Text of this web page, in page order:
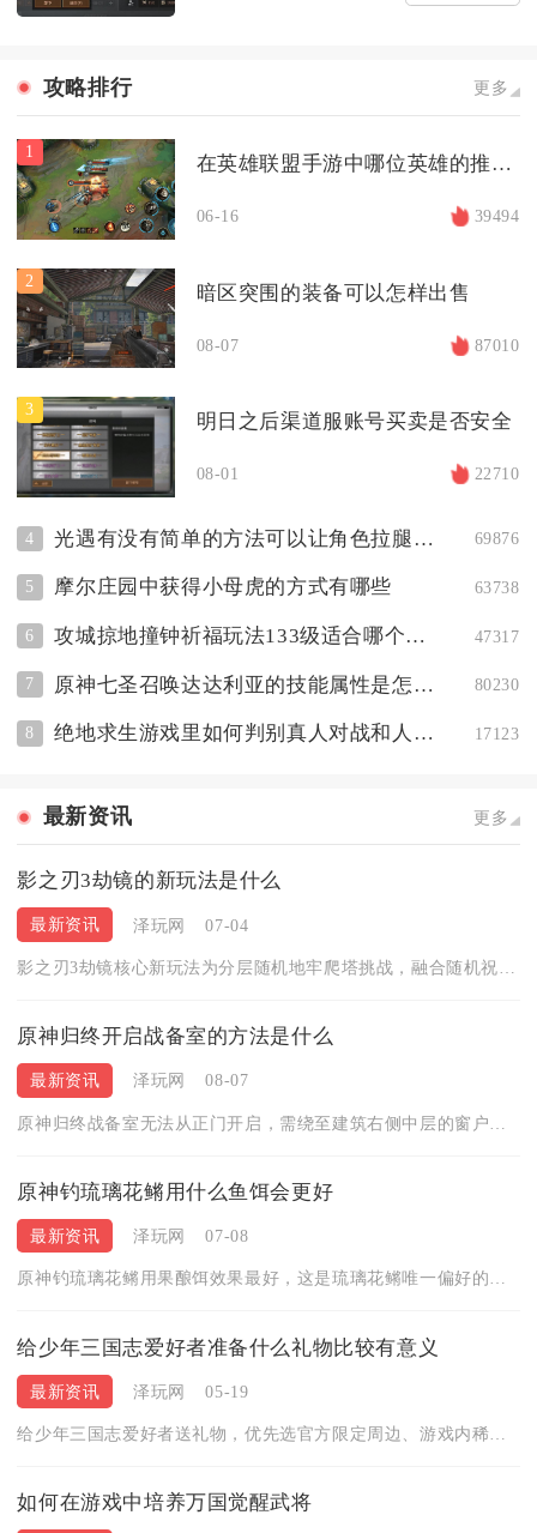
攻略排行 更多
1
在英雄联盟手游中哪位英雄的推塔能力最强
06-16 39494
2
暗区突围的装备可以怎样出售
08-07 87010
3
明日之后渠道服账号买卖是否安全
08-01 22710
4 光遇有没有简单的方法可以让角色拉腿滑行 69876
5 摩尔庄园中获得小母虎的方式有哪些 63738
6 攻城掠地撞钟祈福玩法133级适合哪个职业 47317
7 原神七圣召唤达达利亚的技能属性是怎样的 80230
8 绝地求生游戏里如何判别真人对战和人机对战 17123
最新资讯 更多
影之刃3劫镜的新玩法是什么
最新资讯 泽玩网 07-04
原神归终开启战备室的方法是什么
最新资讯 泽玩网 08-07
原神钓琉璃花鳉用什么鱼饵会更好
最新资讯 泽玩网 07-08
原神钓琉璃花鳉用果酿饵效果最好，这是琉璃花鳉唯一偏好的鱼饵，...
给少年三国志爱好者准备什么礼物比较有意义
最新资讯 泽玩网 05-19
如何在游戏中培养万国觉醒武将